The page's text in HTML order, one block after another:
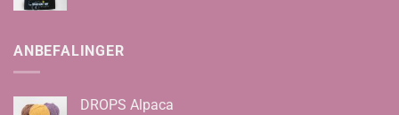
ANBEFALINGER
DROPS Alpaca